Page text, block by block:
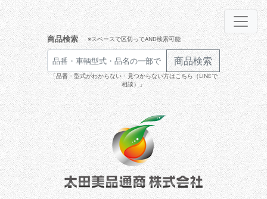
商品検索 ※スペースで区切ってAND検索可能
商品検索
「品番・型式がわからない・見つからない方はこちら（LINEで
相談）」